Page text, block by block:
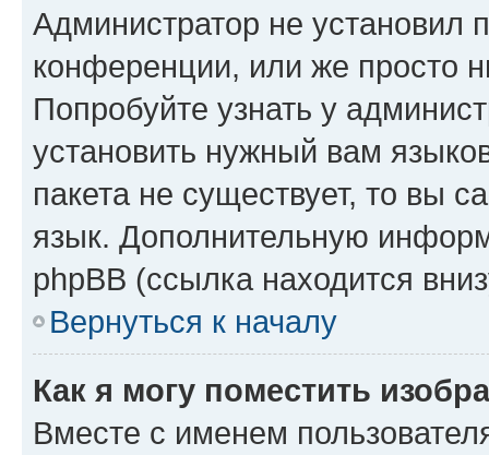
Администратор не установил
конференции, или же просто
Попробуйте узнать у
установить нужный вам
пакета не существует, то вы
язык. Дополнительную
phpBB (ссылка находится
Вернуться к началу
Как я могу поместить
Вместе с именем